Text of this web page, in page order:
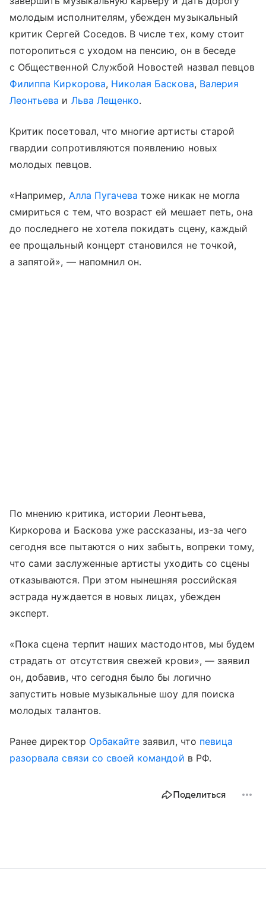
молодым исполнителям, убежден музыкальный
критик Сергей Соседов. В числе тех, кому стоит
поторопиться с уходом на пенсию, он в беседе
с Общественной Службой Новостей назвал певцов
Филиппа Киркорова, Николая Баскова, Валерия
Леонтьева и Льва Лещенко.
Критик посетовал, что многие артисты старой
гвардии сопротивляются появлению новых
молодых певцов.
«Например, Алла Пугачева тоже никак не могла
смириться с тем, что возраст ей мешает петь, она
до последнего не хотела покидать сцену, каждый
ее прощальный концерт становился не точкой,
а запятой», — напомнил он.
По мнению критика, истории Леонтьева,
Киркорова и Баскова уже рассказаны, из-за чего
сегодня все пытаются о них забыть, вопреки тому,
что сами заслуженные артисты уходить со сцены
отказываются. При этом нынешняя российская
эстрада нуждается в новых лицах, убежден
эксперт.
«Пока сцена терпит наших мастодонтов, мы будем
страдать от отсутствия свежей крови», — заявил
он, добавив, что сегодня было бы логично
запустить новые музыкальные шоу для поиска
молодых талантов.
Ранее директор Орбакайте заявил, что певица
разорвала связи со своей командой в РФ.
Поделиться